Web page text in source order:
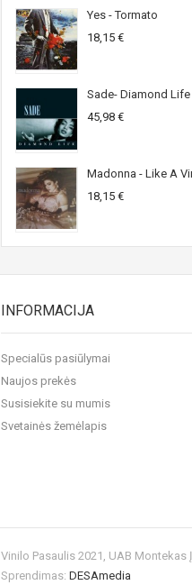
Yes - Tormato
18,15 €
Sade- Diamond Life
45,98 €
Madonna - Like A
18,15 €
INFORMACIJA
Specialūs pasiūlymai
Naujos prekės
Susisiekite su mumis
Svetainės žemėlapis
Vinilo Pasaulis 2021, UAB Montekas
Sprendimas: DESAmedia